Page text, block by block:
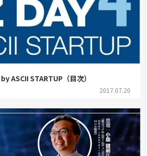
ASCII STARTUP（目次）
2017.07.20